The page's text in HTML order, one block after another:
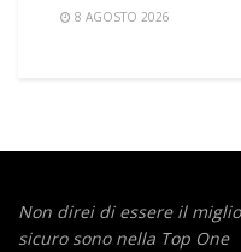
8 AGOSTO 2026
Non direi di essere il
sicuro sono nella Top One